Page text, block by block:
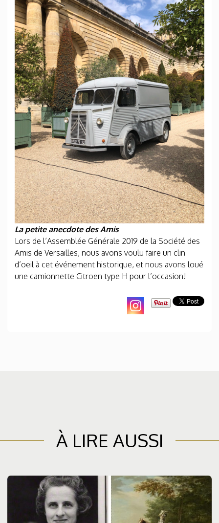
La petite anecdote des Amis
Lors de l’Assemblée Générale 2019 de la Société des
Amis de Versailles, nous avons voulu faire un clin
d’oeil à cet événement historique, et nous avons loué
une camionnette Citroën type H pour l’occasion!
À LIRE AUSSI